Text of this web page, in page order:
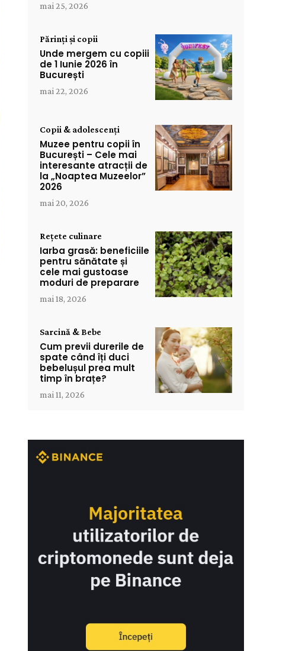
mai 25, 2026
Părinți și copii
Unde mergem cu copiii
de 1 Iunie 2026 în
București
mai 22, 2026
Copii & adolescenți
Muzee pentru copii în
București – Cele mai
interesante atracții de
la „Noaptea Muzeelor”
2026
mai 20, 2026
Rețete culinare
Iarba grasă: beneficiile
pentru sănătate și
cele mai gustoase
moduri de preparare
mai 18, 2026
Sarcină & Bebe
Cum previi durerile de
spate când îți duci
bebelușul prea mult
timp în brațe?
mai 11, 2026